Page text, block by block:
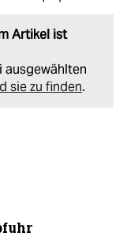
Artikel ist
sie zu finden.